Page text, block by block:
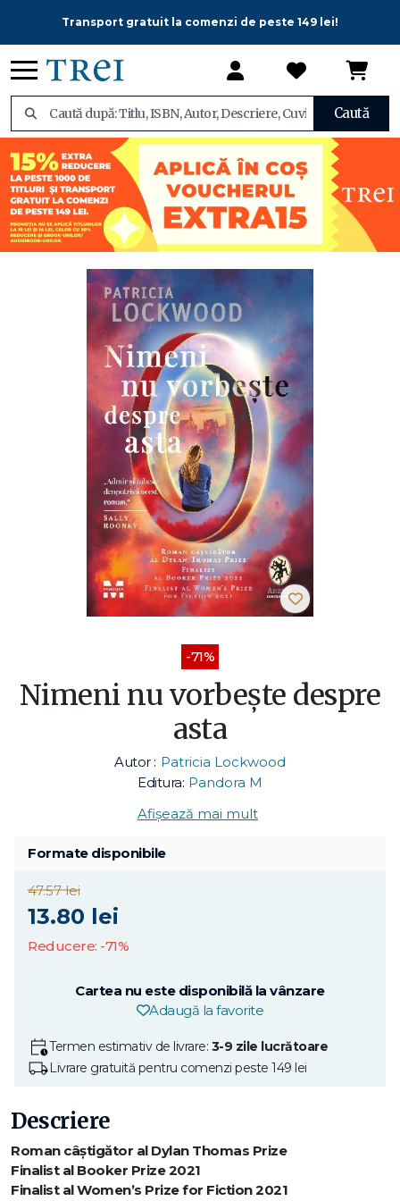
Transport gratuit la comenzi de peste 149 lei!
Caută
-71%
Nimeni nu vorbește despre
asta
Autor : Patricia Lockwood
Editura: Pandora M
Afișează mai mult
Formate disponibile
47.57 lei
13.80 lei
Reducere: -71%
Cartea nu este disponibilă la vânzare
Adaugă la favorite
Termen estimativ de livrare: 3-9 zile lucrătoare
Livrare gratuită pentru comenzi peste 149 lei
Descriere
Roman câștigător al Dylan Thomas Prize
Finalist al Booker Prize 2021
Finalist al Women’s Prize for Fiction 2021